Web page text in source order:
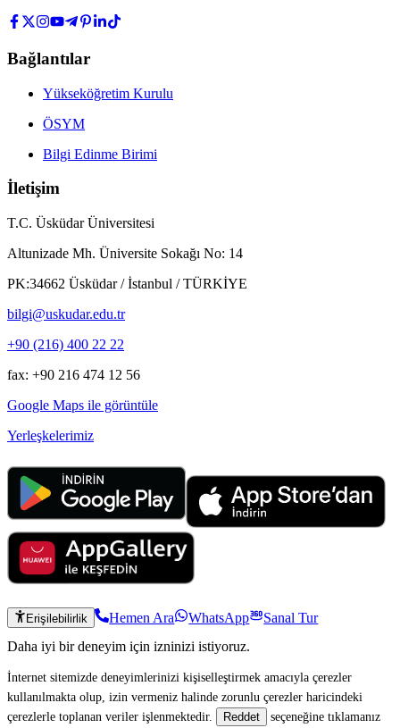
Bağlantılar
Yükseköğretim Kurulu
ÖSYM
Bilgi Edinme Birimi
İletişim
T.C. Üsküdar Üniversitesi
Altunizade Mh. Üniversite Sokağı No: 14
PK:34662 Üsküdar / İstanbul / TÜRKİYE
bilgi@uskudar.edu.tr
+90 (216) 400 22 22
fax: +90 216 474 12 56
Google Maps ile görüntüle
Yerleşkelerimiz
Erişilebilirlik Hemen Ara WhatsApp
Sanal Tur
Daha iyi bir deneyim için izninizi istiyoruz.
İnternet sitemizde deneyimlerinizi kişiselleştirmek amacıyla çerezler
kullanılmakta olup, izin vermeniz halinde zorunlu çerezler haricindeki
çerezlerle toplanan veriler işlenmektedir.
Reddet seçeneğine tıklamanız